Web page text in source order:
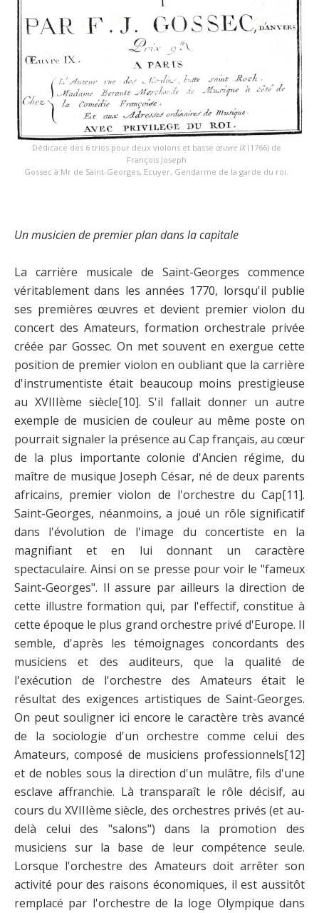
Dédicace des 6 trios pour deux violons et basse œuvre IX(1766) de
François Joseph
Gossec à Mr de Saint-Georges, Ecuyer, Gendarme de la garde du roi.
Un musicien de premier plan dans la capitale
La carrière musicale de Saint-Georges commence
véritablement dans les années 1770, lorsqu'il publie
ses premières œuvres et devient premier violon du
concert des Amateurs, formation orchestrale privée
créée par Gossec. On met souvent en exergue cette
position de premier violon en oubliant que la carrière
d'instrumentiste était beaucoup moins prestigieuse
au XVIIIème siècle[10]. S'il fallait donner un autre
exemple de musicien de couleur au même poste on
pourrait signaler la présence au Cap français, au cœur
de la plus importante colonie d'Ancien régime, du
maître de musique Joseph César, né de deux parents
africains, premier violon de l'orchestre du Cap[11].
Saint-Georges, néanmoins, a joué un rôle significatif
dans l'évolution de l'image du concertiste en la
magnifiant et en lui donnant un caractère
spectaculaire. Ainsi on se presse pour voir le "fameux
Saint-Georges". Il assure par ailleurs la direction de
cette illustre formation qui, par l'effectif, constitue à
cette époque le plus grand orchestre privé d'Europe. Il
semble, d'après les témoignages concordants des
musiciens et des auditeurs, que la qualité de
l'exécution de l'orchestre des Amateurs était le
résultat des exigences artistiques de Saint-Georges.
On peut souligner ici encore le caractère très avancé
de la sociologie d'un orchestre comme celui des
Amateurs, composé de musiciens professionnels[12]
et de nobles sous la direction d'un mulâtre, fils d'une
esclave affranchie. Là transparaît le rôle décisif, au
cours du XVIIIème siècle, des orchestres privés (et au-
delà celui des "salons") dans la promotion des
musiciens sur la base de leur compétence seule.
Lorsque l'orchestre des Amateurs doit arrêter son
activité pour des raisons économiques, il est aussitôt
remplacé par l'orchestre de la loge Olympique dans